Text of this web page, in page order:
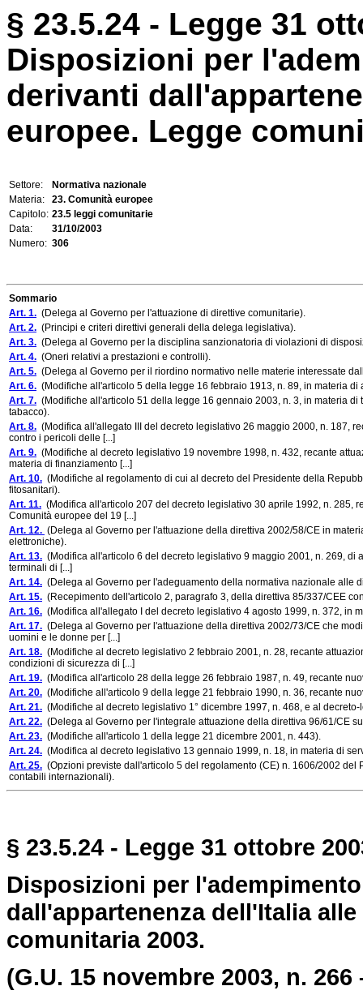
§ 23.5.24 - Legge 31
Disposizioni per
derivanti
europee. Legge
Settore:
Normativa nazionale
Materia:
23. Comunità europee
Capitolo: 23.5 leggi comunitarie
Data:
31/10/2003
Numero: 306
Sommario
Art. 1. (Delega al Governo per l'attuazione di direttive comunitarie).
Art. 2. (Principi e criteri direttivi generali della delega legislativa).
Art. 3. (Delega al Governo per la disciplina sanzionatoria di violazioni di
Art. 4. (Oneri relativi a prestazioni e controlli).
Art. 5. (Delega al Governo per il riordino normativo nelle materie interessate
Art. 6. (Modifiche all'articolo 5 della legge 16 febbraio 1913, n. 89, in materia
Art. 7. (Modifiche all'articolo 51 della legge 16 gennaio 2003, n. 3, in materia
tabacco).
Art. 8. (Modifica all'allegato III del decreto legislativo 26 maggio 2000, n. 187,
contro i pericoli delle [...]
Art. 9. (Modifiche al decreto legislativo 19 novembre 1998, n. 432, recante
materia di finanziamento [...]
Art. 10. (Modifiche al regolamento di cui al decreto del Presidente della
fitosanitari).
Art. 11. (Modifica all'articolo 207 del decreto legislativo 30 aprile 1992, n. 285,
Comunità europee del 19 [...]
Art. 12. (Delega al Governo per l'attuazione della direttiva 2002/58/CE in
elettroniche).
Art. 13. (Modifica all'articolo 6 del decreto legislativo 9 maggio 2001, n. 269,
terminali di [...]
Art. 14. (Delega al Governo per l'adeguamento della normativa nazionale alle
Art. 15. (Recepimento dell'articolo 2, paragrafo 3, della direttiva 85/337/CEE
Art. 16. (Modifica all'allegato I del decreto legislativo 4 agosto 1999, n. 372, in
Art. 17. (Delega al Governo per l'attuazione della direttiva 2002/73/CE che
uomini e le donne per [...]
Art. 18. (Modifiche al decreto legislativo 2 febbraio 2001, n. 28, recante
condizioni di sicurezza di [...]
Art. 19. (Modifica all'articolo 28 della legge 26 febbraio 1987, n. 49, recante
Art. 20. (Modifiche all'articolo 9 della legge 21 febbraio 1990, n. 36, recante
Art. 21. (Modifiche al decreto legislativo 1° dicembre 1997, n. 468, e al
Art. 22. (Delega al Governo per l'integrale attuazione della direttiva 96/61/CE
Art. 23. (Modifiche all'articolo 1 della legge 21 dicembre 2001, n. 443).
Art. 24. (Modifica al decreto legislativo 13 gennaio 1999, n. 18, in materia di
Art. 25. (Opzioni previste dall'articolo 5 del regolamento (CE) n. 1606/2002
contabili internazionali).
§ 23.5.24 - Legge 31 ottobre
Disposizioni per
dall'appartenenza dell'Italia
comunitaria 2003.
(G.U. 15 novembre 2003, n. 266